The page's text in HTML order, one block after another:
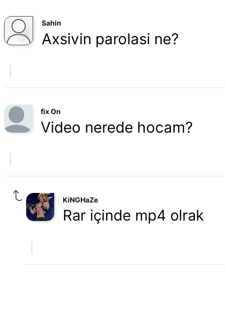
Sahin
Axsivin parolasi ne?
fix On
Video nerede hocam?
KiNGHaZe
Rar içinde mp4 olrak